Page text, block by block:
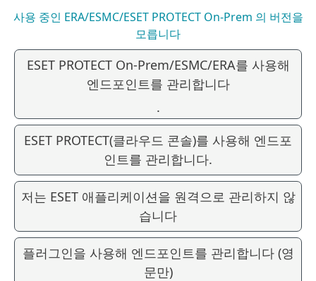
사용 중인 ERA/ESMC/ESET PROTECT On-Prem 의 버전을
모릅니다
ESET PROTECT On-Prem/ESMC/ERA를 사용해
엔드포인트를 관리합니다
.
ESET PROTECT(클라우드 콘솔)를 사용해 엔드포
인트를 관리합니다.
저는 ESET 애플리케이션을 원격으로 관리하지 않
습니다
플러그인을 사용해 엔드포인트를 관리합니다 (영
문만)